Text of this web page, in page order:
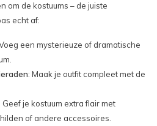
om de kostuums – de juiste
echt af:
een mysterieuze of dramatische
: Maak je outfit compleet met de
: Geef je kostuum extra flair met
of andere accessoires.